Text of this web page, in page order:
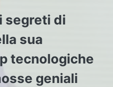
segreti di
sua
tecnologiche
geniali